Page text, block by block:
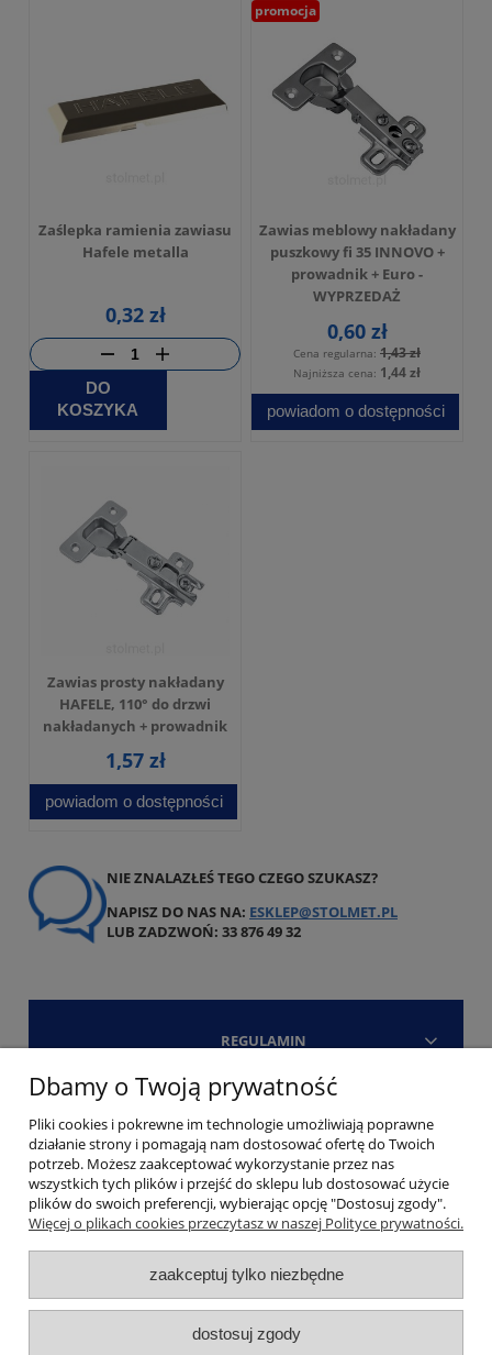
Zaślepka ramienia zawiasu
Hafele metalla
0,32 zł
DO
KOSZYKA
Zawias meblowy nakładany
puszkowy fi 35 INNOVO +
prowadnik + Euro -
WYPRZEDAŻ
0,60 zł
Cena regularna: 1,43 zł
Najniższa cena: 1,44 zł
powiadom o dostępności
promocja
Zawias prosty nakładany
HAFELE, 110° do drzwi
nakładanych + prowadnik
1,57 zł
powiadom o dostępności
NIE ZNALAZŁEŚ TEGO CZEGO SZUKASZ?
NAPISZ DO NAS NA: ESKLEP@STOLMET.PL
LUB ZADZWOŃ: 33 876 49 32
REGULAMIN
Strefa klienta
Kontakt
Copyright Stolmet 2006 - 2026. All Rights Reserved
Dbamy o Twoją prywatność
Pliki cookies i pokrewne im technologie umożliwiają poprawne
działanie strony i pomagają nam dostosować ofertę do Twoich
potrzeb. Możesz zaakceptować wykorzystanie przez nas
wszystkich tych plików i przejść do sklepu lub dostosować użycie
plików do swoich preferencji, wybierając opcję "Dostosuj zgody".
Więcej o plikach cookies przeczytasz w naszej Polityce prywatności.
zaakceptuj tylko niezbędne
dostosuj zgody